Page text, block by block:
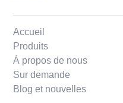
Accueil
Produits
À propos de nous
Sur demande
Blog et nouvelles